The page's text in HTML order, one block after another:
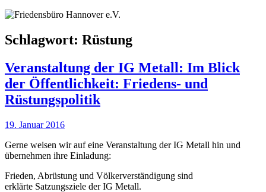
Schlagwort: Rüstung
Veranstaltung der IG Metall: Im Blick
der Öffentlichkeit: Friedens- und
Rüstungspolitik
19. Januar 2016
Gerne weisen wir auf eine Veranstaltung der IG Metall hin und
übernehmen ihre Einladung:
Frieden, Abrüstung und Völkerverständigung sind
erklärte Satzungsziele der IG Metall.